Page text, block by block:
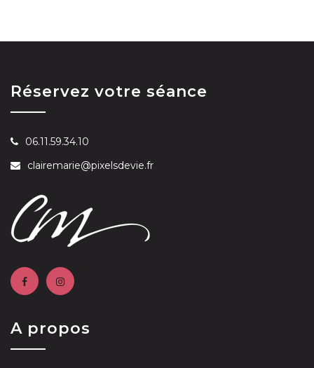
Réservez votre séance
06.11.59.34.10
clairemarie@pixelsdevie.fr
A propos